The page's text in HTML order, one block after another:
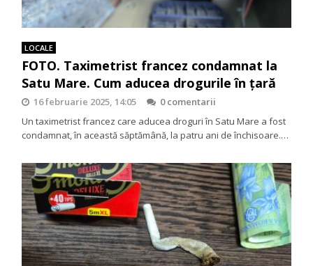
LOCALE
FOTO. Taximetrist francez condamnat la
Satu Mare. Cum aducea drogurile în țară
16 februarie 2025, 14:05
0 comentarii
Un taximetrist francez care aducea droguri în Satu Mare a fost
condamnat, în această săptămână, la patru ani de închisoare.…